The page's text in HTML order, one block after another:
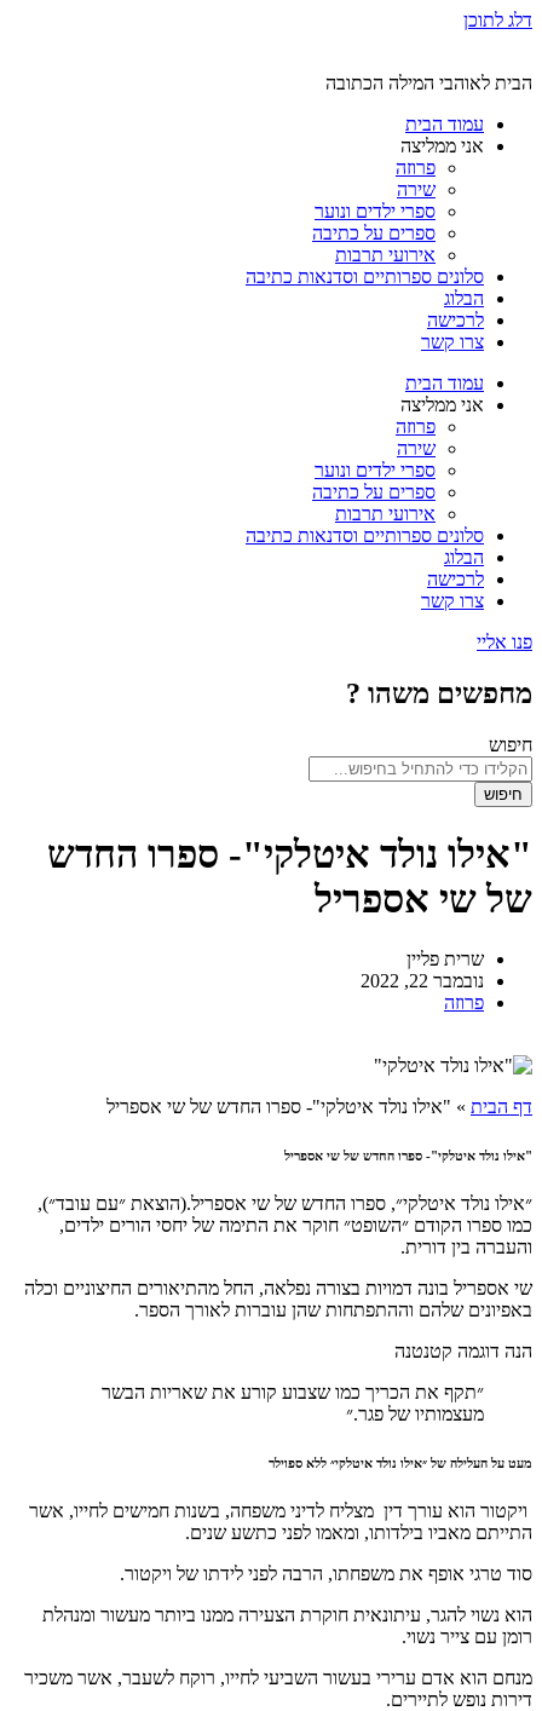
דלג לתוכן
הבית לאוהבי המילה הכתובה
עמוד הבית
אני ממליצה
פרוזה
שירה
ספרי ילדים ונוער
ספרים על כתיבה
אירועי תרבות
סלונים ספרותיים וסדנאות כתיבה
הבלוג
לרכישה
צרו קשר
עמוד הבית
אני ממליצה
פרוזה
שירה
ספרי ילדים ונוער
ספרים על כתיבה
אירועי תרבות
סלונים ספרותיים וסדנאות כתיבה
הבלוג
לרכישה
צרו קשר
פנו אליי
מחפשים משהו ?
חיפוש
חיפוש
"אילו נולד איטלקי"- ספרו החדש
של שי אספריל
שרית פליין
נובמבר 22, 2022
פרוזה
דף הבית » "אילו נולד איטלקי"- ספרו החדש של שי אספריל
"אילו נולד איטלקי"- ספרו החדש של שי אספריל
״אילו נולד איטלקי״, ספרו החדש של שי אספריל.(הוצאת ״עם עובד״),
כמו ספרו הקודם ״השופט״ חוקר את התימה של יחסי הורים ילדים,
והעברה בין דורית.
שי אספריל בונה דמויות בצורה נפלאה, החל מהתיאורים החיצוניים וכלה
באפיונים שלהם וההתפתחות שהן עוברות לאורך הספר.
הנה דוגמה קטנטנה
״תקף את הכריך כמו שצבוע קורע את שאריות הבשר
מעצמותיו של פגר.״
מעט על העלילה של ״אילו נולד איטלקי״ ללא ספוילר
ויקטור הוא עורך דין מצליח לדיני משפחה, בשנות חמישים לחייו, אשר
התייתם מאביו בילדותו, ומאמו לפני כתשע שנים.
סוד טרגי אופף את משפחתו, הרבה לפני לידתו של ויקטור.
הוא נשוי להגר, עיתונאית חוקרת הצעירה ממנו ביותר מעשור ומנהלת
רומן עם צייר נשוי.
מנחם הוא אדם ערירי בעשור השביעי לחייו, רוקח לשעבר, אשר משכיר
דירות נופש לתיירים.